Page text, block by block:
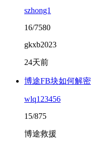
szhong1
16/7580
gkxb2023
24天前
博途FB块如何解密
wlq123456
15/875
博途救援